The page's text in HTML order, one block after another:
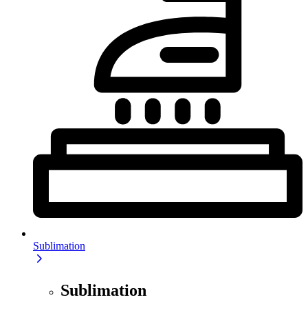
Sublimation
Sublimation